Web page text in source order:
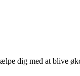
dig med at blive